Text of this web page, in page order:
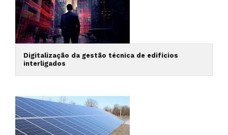
Digitalização da gestão técnica de edifícios
interligados